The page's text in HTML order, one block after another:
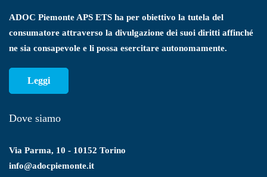
ADOC Piemonte APS ETS ha per obiettivo la tutela del
consumatore attraverso la divulgazione dei suoi diritti affinché
ne sia consapevole e li possa esercitare autonomamente.
Leggi
Dove siamo
Via Parma, 10 - 10152 Torino
info@adocpiemonte.it